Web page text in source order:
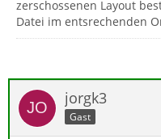
zerschossenen Layout
Datei im entsrechenden
jorgk3
Gast